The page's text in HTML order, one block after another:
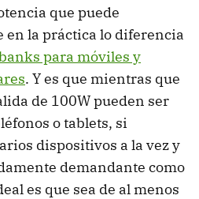
que puede
en la práctica lo diferencia
para móviles y
. Y es que mientras que
de 100W pueden ser
o tablets, si
dispositivos a la vez y
demandante como
es que sea de al menos